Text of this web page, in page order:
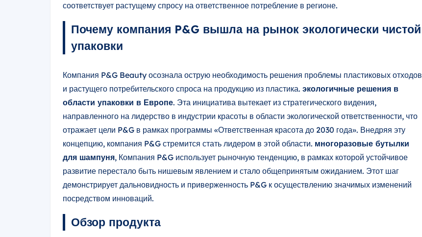
соответствует растущему спросу на ответственное потребление в регионе.
Почему компания P&G вышла на рынок экологически чистой
упаковки
Компания P&G Beauty осознала острую необходимость решения проблемы пластиковых отходов
и растущего потребительского спроса на продукцию из пластика. экологичные решения в
области упаковки в Европе. Эта инициатива вытекает из стратегического видения,
направленного на лидерство в индустрии красоты в области экологической ответственности, что
отражает цели P&G в рамках программы «Ответственная красота до 2030 года». Внедряя эту
концепцию, компания P&G стремится стать лидером в этой области. многоразовые бутылки
для шампуня, Компания P&G использует рыночную тенденцию, в рамках которой устойчивое
развитие перестало быть нишевым явлением и стало общепринятым ожиданием. Этот шаг
демонстрирует дальновидность и приверженность P&G к осуществлению значимых изменений
посредством инноваций.
Обзор продукта